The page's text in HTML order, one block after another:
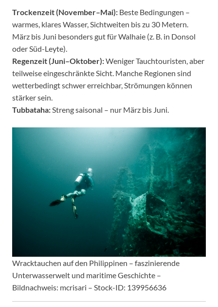
Trockenzeit (November–Mai): Beste Bedingungen –
warmes, klares Wasser, Sichtweiten bis zu 30 Metern.
März bis Juni besonders gut für Walhaie (z. B. in Donsol
oder Süd-Leyte).
Regenzeit (Juni–Oktober):Weniger Tauchtouristen, aber
teilweise eingeschränkte Sicht. Manche Regionen sind
wetterbedingt schwer erreichbar, Strömungen können
stärker sein.
Tubbataha: Streng saisonal – nur März bis Juni.
Wracktauchen auf den Philippinen – faszinierende
Unterwasserwelt und maritime Geschichte –
Bildnachweis: mcrisari – Stock-ID: 139956636